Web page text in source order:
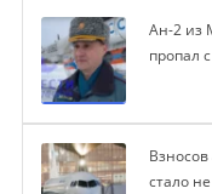
Ан-2 из
пропал
стало